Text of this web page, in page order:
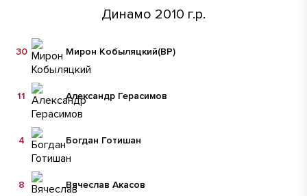
Динамо 2010 г.р.
Мирон Кобыляцкий(ВР)
30
Александр Герасимов
11
Богдан Готишан
4
Вячеслав Акасов
8